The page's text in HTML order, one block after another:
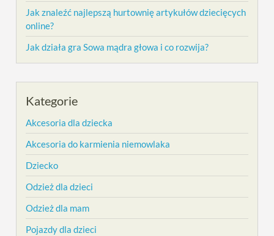
Jak znaleźć najlepszą hurtownię artykułów dziecięcych
online?
Jak działa gra Sowa mądra głowa i co rozwija?
Kategorie
Akcesoria dla dziecka
Akcesoria do karmienia niemowlaka
Dziecko
Odzież dla dzieci
Odzież dla mam
Pojazdy dla dzieci